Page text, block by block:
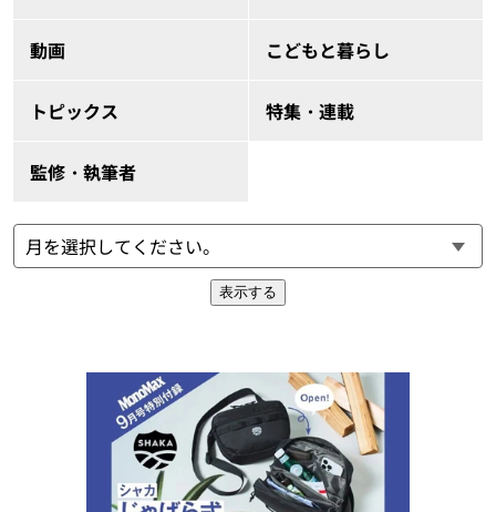
動画 こどもと暮らし
トピックス 特集・連載
監修・執筆者
表示する